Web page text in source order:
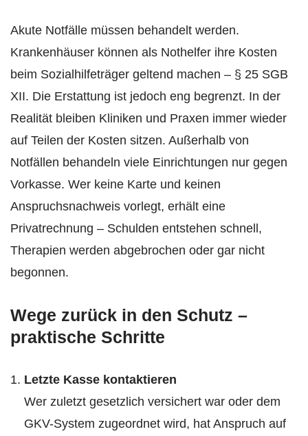
Akute Notfälle müssen behandelt werden.
Krankenhäuser können als Nothelfer ihre Kosten
beim Sozialhilfeträger geltend machen – § 25 SGB
XII. Die Erstattung ist jedoch eng begrenzt. In der
Realität bleiben Kliniken und Praxen immer wieder
auf Teilen der Kosten sitzen. Außerhalb von
Notfällen behandeln viele Einrichtungen nur gegen
Vorkasse. Wer keine Karte und keinen
Anspruchsnachweis vorlegt, erhält eine
Privatrechnung – Schulden entstehen schnell,
Therapien werden abgebrochen oder gar nicht
begonnen.
Wege zurück in den Schutz –
praktische Schritte
Letzte Kasse kontaktieren
Wer zuletzt gesetzlich versichert war oder dem
GKV-System zugeordnet wird, hat Anspruch auf